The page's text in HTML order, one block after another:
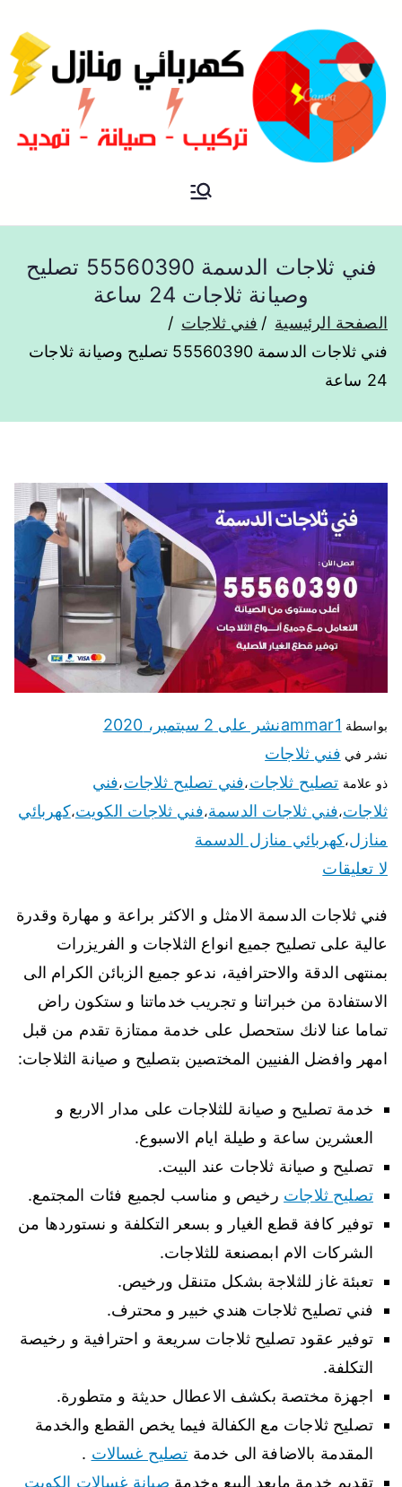
فني كهربائي منازل الكويت
فني ثلاجات الدسمة 55560390 تصليح
وصيانة ثلاجات 24 ساعة
الصفحة الرئيسية
فني ثلاجات
فني ثلاجات الدسمة 55560390 تصليح وصيانة ثلاجات
24 ساعة
بواسطة ammar1نشر على 2 سبتمبر، 2020
نشر في فني ثلاجات
ذو علامة تصليح ثلاجات،فني تصليح ثلاجات،فني
ثلاجات،فني ثلاجات الدسمة،فني ثلاجات الكويت،كهربائي
منازل،كهربائي منازل الدسمة
لا تعليقات
فني ثلاجات الدسمة الامثل و الاكثر براعة و مهارة وقدرة
عالية على تصليح جميع انواع الثلاجات و الفريزرات
بمنتهى الدقة والاحترافية، ندعو جميع الزبائن الكرام الى
الاستفادة من خبراتنا و تجريب خدماتنا و ستكون راض
تماما عنا لانك ستحصل على خدمة ممتازة تقدم من قبل
امهر وافضل الفنيين المختصين بتصليح و صيانة الثلاجات:
خدمة تصليح و صيانة للثلاجات على مدار الاربع و
العشرين ساعة و طيلة ايام الاسبوع.
تصليح و صيانة ثلاجات عند البيت.
تصليح ثلاجات رخيص و مناسب لجميع فئات المجتمع.
توفير كافة قطع الغيار و بسعر التكلفة و نستوردها من
الشركات الام ابمصنعة للثلاجات.
تعبئة غاز للثلاجة بشكل متنقل ورخيص.
فني تصليح ثلاجات هندي خبير و محترف.
توفير عقود تصليح ثلاجات سريعة و احترافية و رخيصة
التكلفة.
اجهزة مختصة بكشف الاعطال حديثة و متطورة.
تصليح ثلاجات مع الكفالة فيما يخص القطع والخدمة
المقدمة بالاضافة الى خدمة تصليح غسالات .
تقديم خدمة مابعد البيع وخدمة صيانة غسالات الكويت